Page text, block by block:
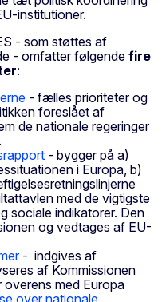
institutioner.
- som støttes af
- omfatter følgende fire
:
- fælles prioriteter og
foreslået af
de nationale regeringer
.
- bygger på a)
i Europa, b)
med de vigtigste
sociale indikatorer. Den
og vedtages af EU-
- indgives af
af Kommissionen
overens med Europa
over nationale